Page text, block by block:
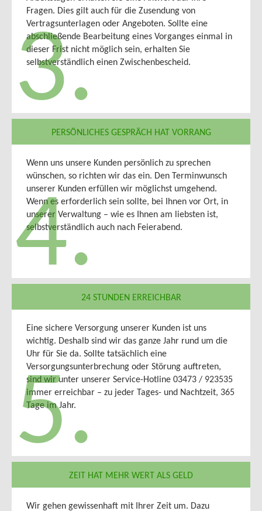
3.
Fragen. Dies gilt auch für die Zusendung von
Vertragsunterlagen oder Angeboten. Sollte eine
abschließende Bearbeitung eines Vorganges einmal in
dieser Frist nicht möglich sein, erhalten Sie
selbstverständlich einen Zwischenbescheid.
4.
PERSÖNLICHES GESPRÄCH HAT VORRANG
Wenn uns unsere Kunden persönlich zu sprechen
wünschen, so richten wir das ein. Den Terminwunsch
unserer Kunden erfüllen wir möglichst umgehend.
Wenn es erforderlich sein sollte, bei Ihnen vor Ort, in
unserer Verwaltung – wie es Ihnen am liebsten ist,
selbstverständlich auch nach Feierabend.
5.
24 STUNDEN ERREICHBAR
Eine sichere Versorgung unserer Kunden ist uns
wichtig. Deshalb sind wir das ganze Jahr rund um die
Uhr für Sie da. Sollte tatsächlich eine
Versorgungsunterbrechung oder Störung auftreten,
sind wir unter unserer Service-Hotline 03473 / 923535
immer erreichbar – zu jeder Tages- und Nachtzeit, 365
Tage im Jahr.
ZEIT HAT MEHR WERT ALS GELD
Wir gehen gewissenhaft mit Ihrer Zeit um. Dazu